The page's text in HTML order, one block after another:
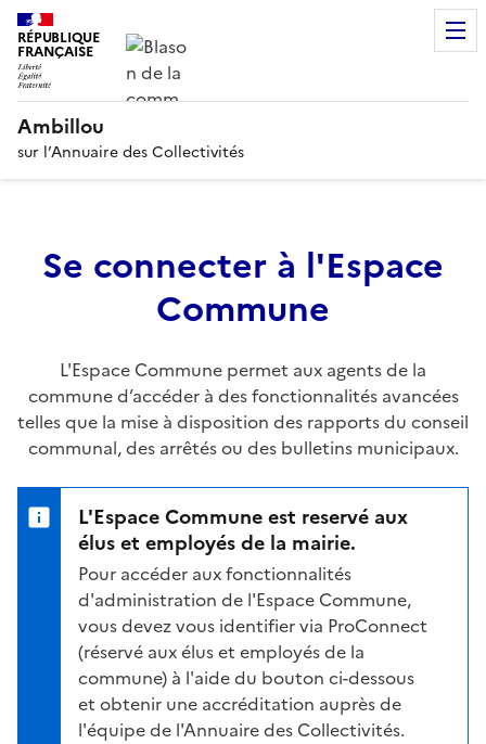
RÉPUBLIQUE
FRANÇAISE
Ambillou
sur l’Annuaire des Collectivités
Se connecter à l'Espace
Commune
L'Espace Commune permet aux agents de la
commune d’accéder à des fonctionnalités avancées
telles que la mise à disposition des rapports du conseil
communal, des arrêtés ou des bulletins municipaux.
L'Espace Commune est reservé aux
élus et employés de la mairie.
Pour accéder aux fonctionnalités
d'administration de l'Espace Commune,
vous devez vous identifier via ProConnect
(réservé aux élus et employés de la
commune) à l'aide du bouton ci-dessous
et obtenir une accréditation auprès de
l'équipe de l'Annuaire des Collectivités.